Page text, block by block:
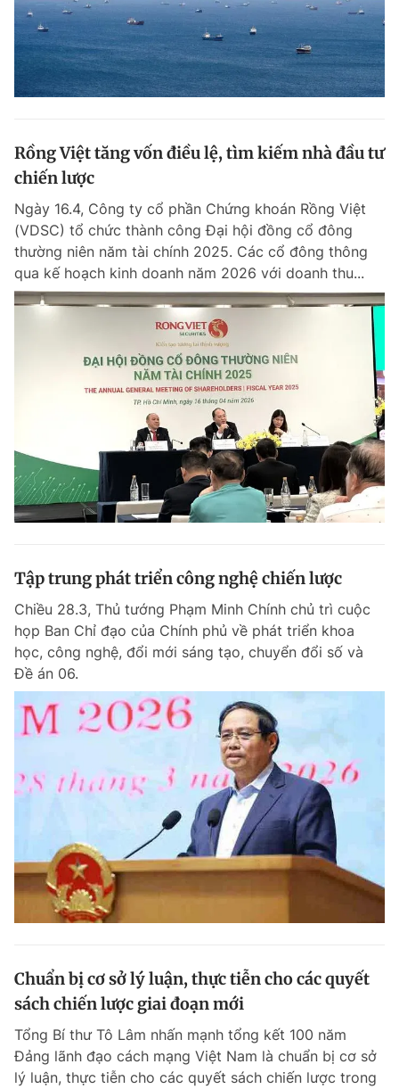
Rồng Việt tăng vốn điều lệ, tìm kiếm nhà đầu tư
chiến lược
Ngày 16.4, Công ty cổ phần Chứng khoán Rồng Việt
(VDSC) tổ chức thành công Đại hội đồng cổ đông
thường niên năm tài chính 2025. Các cổ đông thông
qua kế hoạch kinh doanh năm 2026 với doanh thu...
Tập trung phát triển công nghệ chiến lược
Chiều 28.3, Thủ tướng Phạm Minh Chính chủ trì cuộc
họp Ban Chỉ đạo của Chính phủ về phát triển khoa
học, công nghệ, đổi mới sáng tạo, chuyển đổi số và
Đề án 06.
Chuẩn bị cơ sở lý luận, thực tiễn cho các quyết
sách chiến lược giai đoạn mới
Tổng Bí thư Tô Lâm nhấn mạnh tổng kết 100 năm
Đảng lãnh đạo cách mạng Việt Nam là chuẩn bị cơ sở
lý luận, thực tiễn cho các quyết sách chiến lược trong